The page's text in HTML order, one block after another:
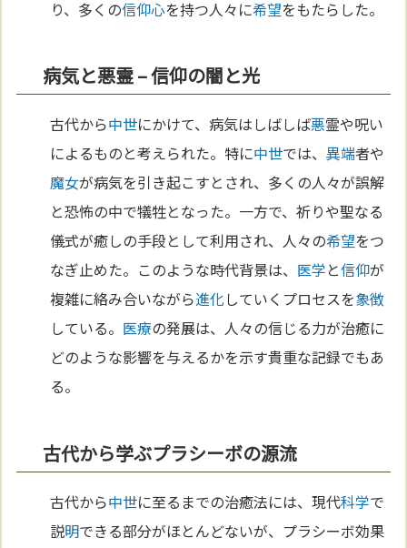
り、多くの信仰心を持つ人々に希望をもたらした。
病気と悪霊 – 信仰の闇と光
古代から中世にかけて、病気はしばしば悪霊や呪い
によるものと考えられた。特に中世では、異端者や
魔女が病気を引き起こすとされ、多くの人々が誤解
と恐怖の中で犠牲となった。一方で、祈りや聖なる
儀式が癒しの手段として利用され、人々の希望をつ
なぎ止めた。このような時代背景は、 医学と信仰が
複雑に絡み合いながら進化していくプロセスを象徴
している。 医療の発展は、人々の信じる力が治癒に
どのような影響を与えるかを示す貴重な記録でもあ
る。
古代から学ぶプラシーボの源流
古代から中世に至るまでの治癒法には、現代科学で
説明できる部分がほとんどないが、プラシーボ効果